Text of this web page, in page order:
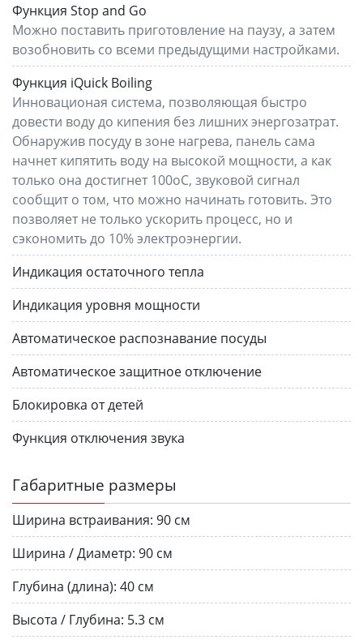
Функция Stop and Go
Можно поставить приготовление на паузу, а затем
возобновить со всеми предыдущими настройками.
Функция iQuick Boiling
Инновационая система, позволяющая быстро
довести воду до кипения без лишних энергозатрат.
Обнаружив посуду в зоне нагрева, панель сама
начнет кипятить воду на высокой мощности, а как
только она достигнет 100оС, звуковой сигнал
сообщит о том, что можно начинать готовить. Это
позволяет не только ускорить процесс, но и
сэкономить до 10% электроэнергии.
Индикация остаточного тепла
Индикация уровня мощности
Автоматическое распознавание посуды
Автоматическое защитное отключение
Блокировка от детей
Функция отключения звука
Габаритные размеры
Ширина встраивания: 90 см
Ширина / Диаметр: 90 см
Глубина (длина): 40 см
Высота / Глубина: 5.3 см